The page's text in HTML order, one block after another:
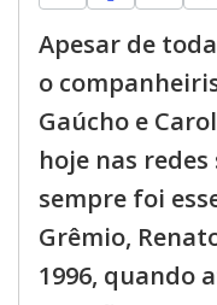
Apesar de
o
Gaúcho e
hoje nas
sempre foi
Grêmio,
1996, quando